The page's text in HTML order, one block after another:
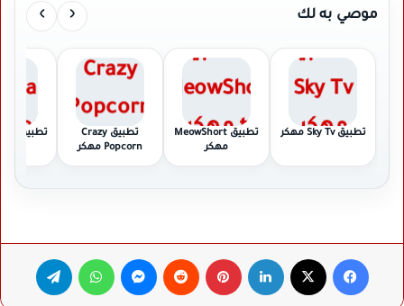
موصي به لك ‹
›
تطبيق Sky Tv مهكر
تطبيق MeowShort
مهكر
تطبيق Crazy
Popcorn مهكر
فيسبوك لينكدإن بينتيريست ماسنجر واتساب